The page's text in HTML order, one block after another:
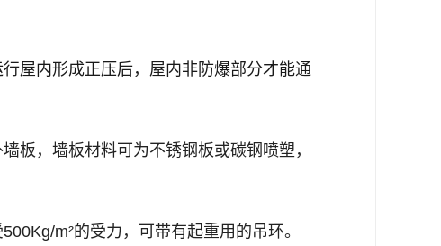
屋内形成正压后，屋内非防爆部分才能通
板，墙板材料可为不锈钢板或碳钢喷塑，
m²的受力，可带有起重用的吊环。